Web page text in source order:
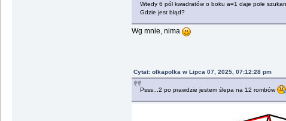
Wtedy 6 pól kwadratów o boku a=1 daje pole
Gdzie jest błąd?
Wg mnie, nima
Cytat: olkapolka w Lipca 07, 2025, 07:12:28 pm
Psss...2 po prawdzie jestem ślepa na 12 rombów